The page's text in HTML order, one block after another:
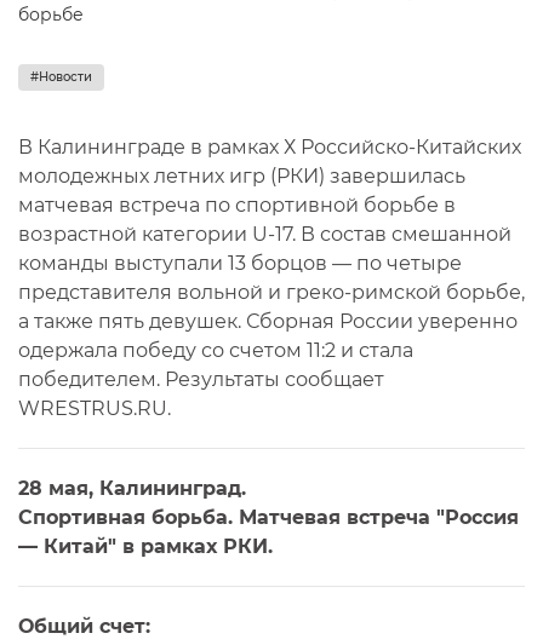
#Новости
В Калининграде в рамках Х Российско-Китайских
молодежных летних игр (РКИ) завершилась
матчевая встреча по спортивной борьбе в
возрастной категории U-17. В состав смешанной
команды выступали 13 борцов — по четыре
представителя вольной и греко-римской борьбе,
а также пять девушек. Сборная России уверенно
одержала победу со счетом 11:2 и стала
победителем. Результаты сообщает
WRESTRUS.RU.
28 мая, Калининград.
Спортивная борьба. Матчевая встреча "Россия
— Китай" в рамках РКИ.
Общий счет: